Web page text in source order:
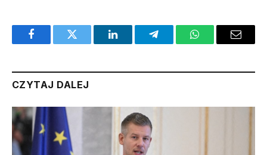
FacebookTwitter LinkedInTelegramWhatsAppEmail
CZYTAJ DALEJ